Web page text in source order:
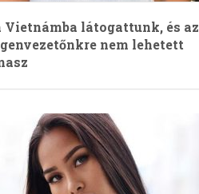
Vietnámba látogattunk, és az
nem lehetett